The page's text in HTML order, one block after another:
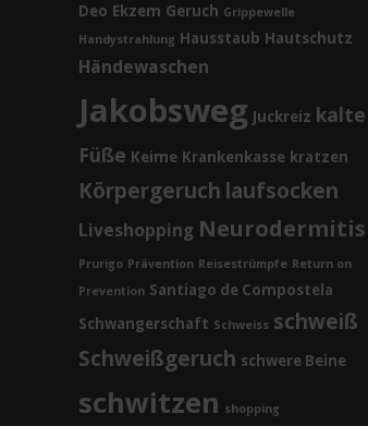
Deo Ekzem Geruch Grippewelle
Handystrahlung Hausstaub Hautschutz
Händewaschen
Jakobsweg Juckreiz kalte
Füße Keime Krankenkasse kratzen
Körpergeruch laufsocken
Liveshopping Neurodermitis
Prurigo Prävention Reisestrümpfe Return on
Prevention Santiago de Compostela
Schwangerschaft Schweiss schweiß
Schweißgeruch schwere Beine
schwitzen shopping